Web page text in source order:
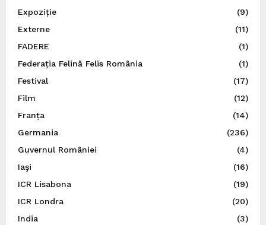
Expoziție
(9)
Externe
(11)
FADERE
(1)
Federația Felină Felis România
(1)
Festival
(17)
Film
(12)
Franța
(14)
Germania
(236)
Guvernul României
(4)
Iaşi
(16)
ICR Lisabona
(19)
ICR Londra
(20)
India
(3)